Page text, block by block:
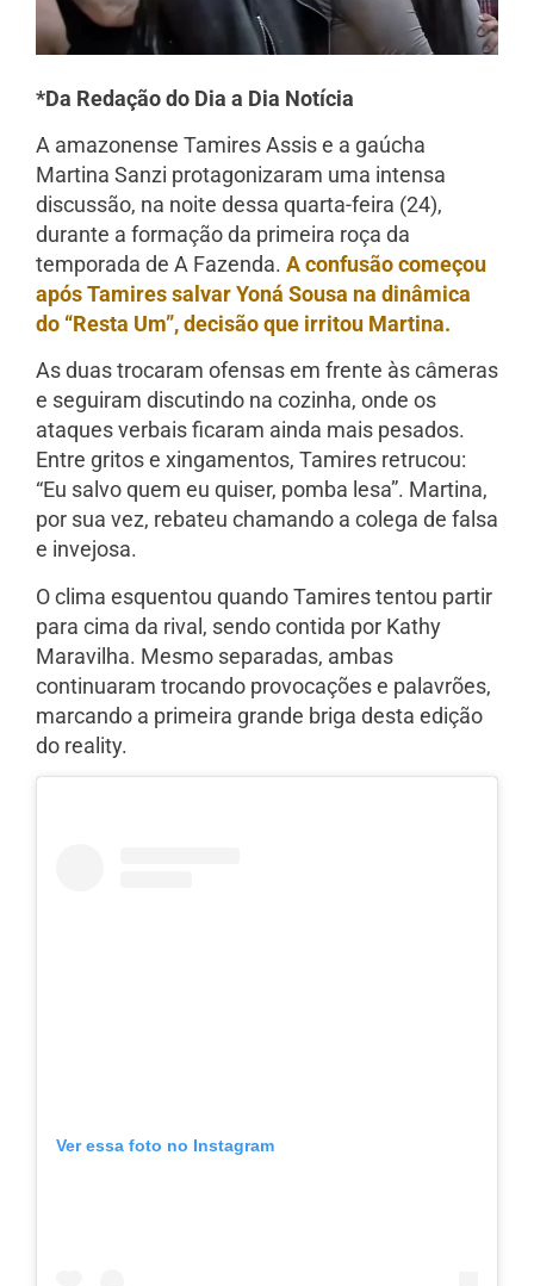
*Da Redação do Dia a Dia Notícia
A amazonense Tamires Assis e a gaúcha
Martina Sanzi protagonizaram uma intensa
discussão, na noite dessa quarta-feira (24),
durante a formação da primeira roça da
temporada de A Fazenda. A confusão começou
após Tamires salvar Yoná Sousa na dinâmica
do “Resta Um”, decisão que irritou Martina.
As duas trocaram ofensas em frente às câmeras
e seguiram discutindo na cozinha, onde os
ataques verbais ficaram ainda mais pesados.
Entre gritos e xingamentos, Tamires retrucou:
“Eu salvo quem eu quiser, pomba lesa”. Martina,
por sua vez, rebateu chamando a colega de falsa
e invejosa.
O clima esquentou quando Tamires tentou partir
para cima da rival, sendo contida por Kathy
Maravilha. Mesmo separadas, ambas
continuaram trocando provocações e palavrões,
marcando a primeira grande briga desta edição
do reality.
Ver essa foto no Instagram